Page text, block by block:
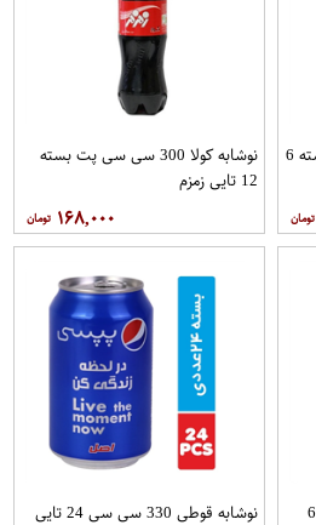
نوشابه پرتقالی 1500 سی سی بسته 6
نوشابه کولا 300 سی سی پت بسته
12 تایی زمزم
۱۶۸,۰۰۰
نوشابه کولا 1500 سی سی بسته 6 نوشابه قوطی 330 سی سی 24 تایی